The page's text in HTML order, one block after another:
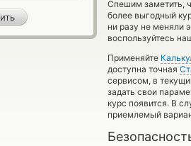
Спешим заметить,
более выгодный
ни разу не меняли
воспользуйтесь
Применяйте
доступна точная
сервисом, в
задать свои
курс появится. В
приемлемый